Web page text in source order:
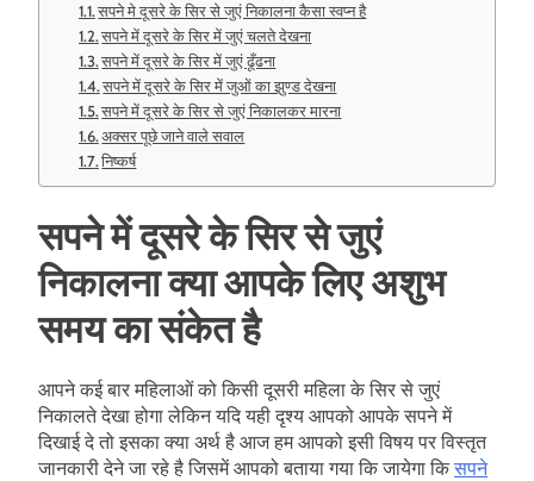
सपने मे दूसरे के सिर से जुएं निकालना कैसा स्वप्न है
सपने में दूसरे के सिर में जुएं चलते देखना
सपने में दूसरे के सिर में जुएं ढूँढना
सपने में दूसरे के सिर में जुओं का झुण्ड देखना
सपने में दूसरे के सिर से जुएं निकालकर मारना
अक्सर पूछे जाने वाले सवाल
निष्कर्ष
सपने में दूसरे के सिर से जुएं
निकालना क्या आपके लिए अशुभ
समय का संकेत है
आपने कई बार महिलाओं को किसी दूसरी महिला के सिर से जुएं
निकालते देखा होगा लेकिन यदि यही दृश्य आपको आपके सपने में
दिखाई दे तो इसका क्या अर्थ है आज हम आपको इसी विषय पर विस्तृत
जानकारी देने जा रहे है जिसमें आपको बताया गया कि जायेगा किसपने